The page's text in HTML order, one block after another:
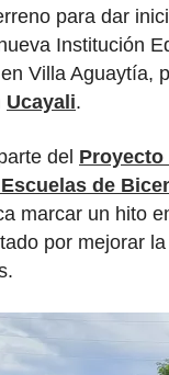
para dar
Institución
Villa Aguaytía,
Ucayali.
del Proyecto
de
marcar un hito
por mejorar